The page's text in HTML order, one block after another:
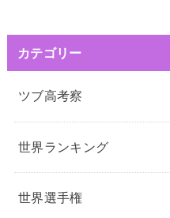
カテゴリー
ツブ高考察
世界ランキング
世界選手権